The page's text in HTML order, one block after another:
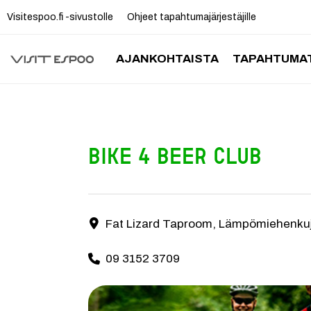
Visitespoo.fi -sivustolle Ohjeet tapahtumajärjestäjille
AJANKOHTAISTA
Bike 4 Beer Club
Bike 4 Beer Club on 2020 perustettu pyöräilevien
Yhteystiedot
Fat Lizard Taproom,
09 3152 3709